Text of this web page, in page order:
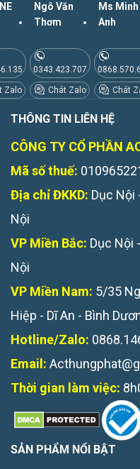
Zalo
Ngô Văn
Thơm
0343.423.707
Chát Zalo
Ms Minh
Anh
Chát
THÔNG TIN LIÊN HỆ
CÔNG TY CỔ PHẦN
Mã số thuế:
Địa chỉ ĐKKD: Dục Nội
Nội
VP Miền Bắc: Dục Nội
Nội
VP Miền Nam: 5/35
Hiệp - Dĩ An - Bình
Hotline/Zalo:
Email:
Thời gian làm việc:
SẢN PHẨM NỔI BẬT